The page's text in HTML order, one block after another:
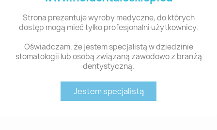
Strona prezentuje wyroby medyczne, do których
dostęp mogą mieć tylko profesjonalni użytkownicy.
Oświadczam, że jestem specjalistą w dziedzinie
stomatologii lub osobą związaną zawodowo z branżą
dentystyczną.
Jestem specjalistą
Polecane produkty z tej kategorii